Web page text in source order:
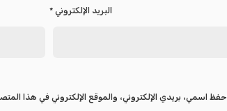
البريد الإلكتروني *
احفظ اسمي، بريدي الإلكتروني، والموقع الإلكتروني في هذا